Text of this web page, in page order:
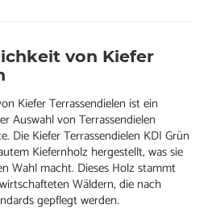
von Kiefer
Kiefer Terrassendielen ist ein
Auswahl von Terrassendielen
Die Kiefer Terrassendielen KDI Grün
Kiefernholz hergestellt, was sie
Wahl macht. Dieses Holz stammt
Wäldern, die nach
gepflegt werden.